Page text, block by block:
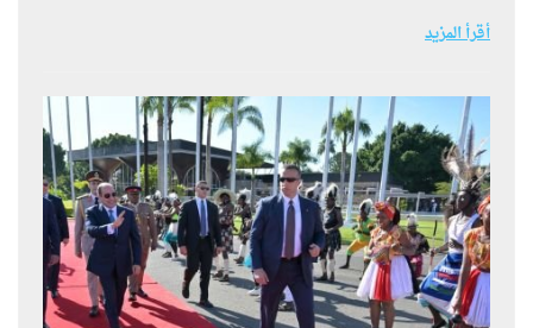
أقرأ المزيد